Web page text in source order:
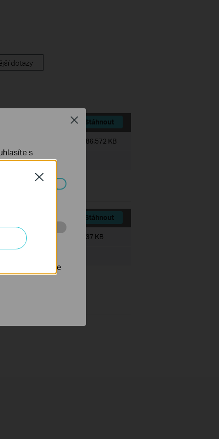
dotazy
Stáhnout
386.572 KB
NetWare
Stáhnout
337 KB
Close
s
za
nastavit, aby se
Close